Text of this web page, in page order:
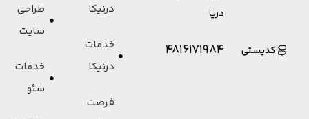
درنیکا
خدمات
درنیکا
فرصت
طراحی
سایت
خدمات
سئو
دریا
کدپستی 4816171984